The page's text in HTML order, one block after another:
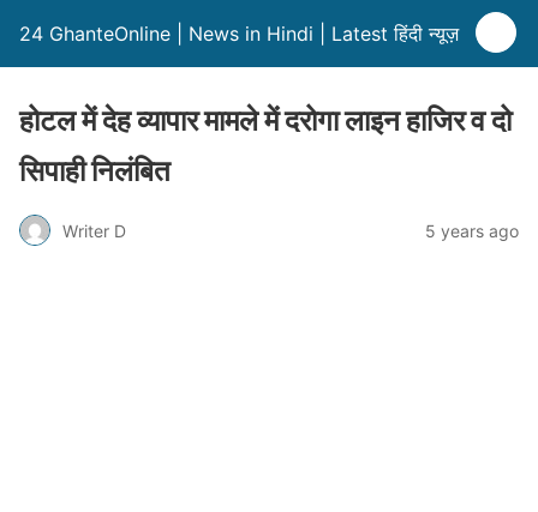
24 GhanteOnline | News in Hindi | Latest हिंदी न्यूज़
होटल में देह व्यापार मामले में दरोगा लाइन हाजिर व दो
सिपाही निलंबित
Writer D 5 years ago